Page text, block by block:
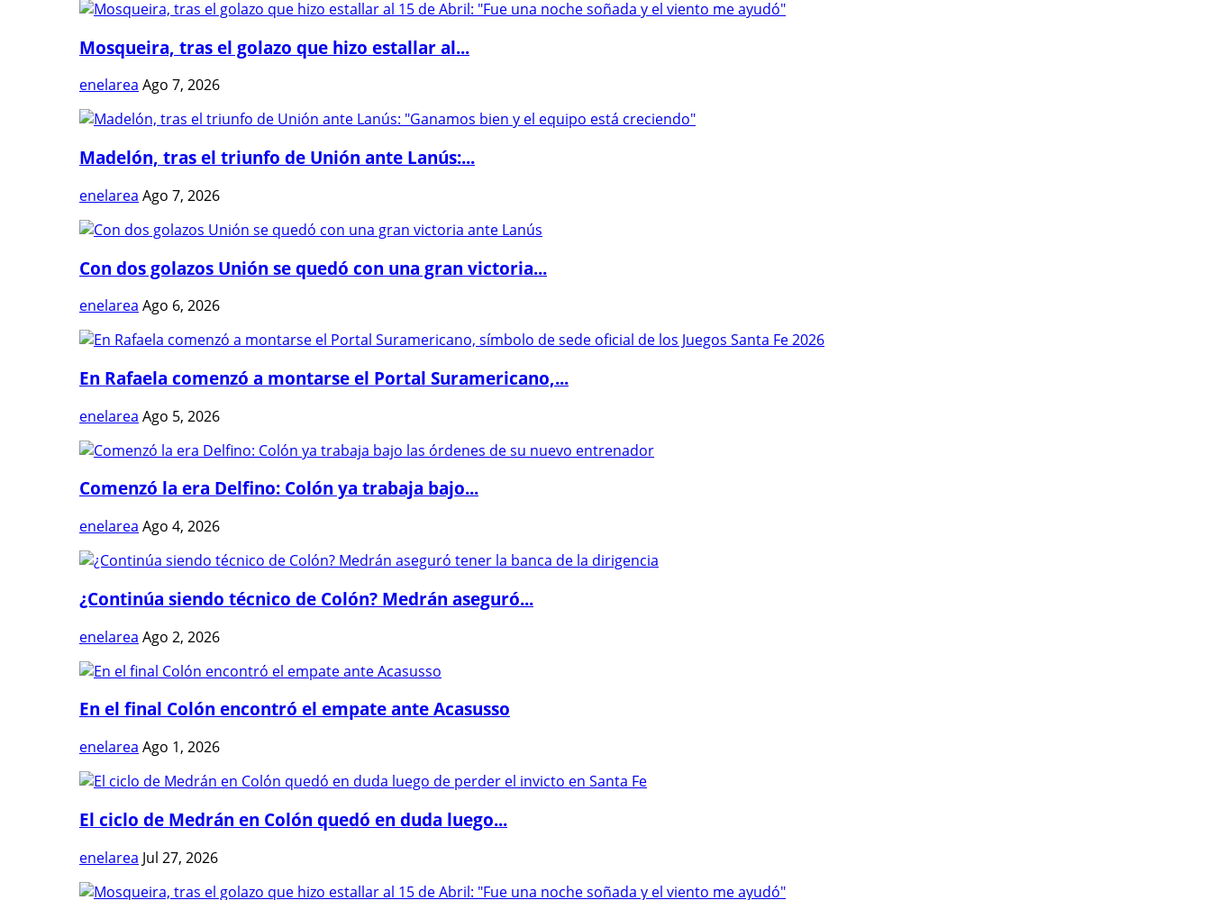
Mosqueira, tras el golazo que hizo estallar al...
enelarea Ago 7, 2026
Madelón, tras el triunfo de Unión ante Lanús:...
enelarea Ago 7, 2026
Con dos golazos Unión se quedó con una gran victoria...
enelarea Ago 6, 2026
En Rafaela comenzó a montarse el Portal Suramericano,...
enelarea Ago 5, 2026
Comenzó la era Delfino: Colón ya trabaja bajo...
enelarea Ago 4, 2026
¿Continúa siendo técnico de Colón? Medrán aseguró...
enelarea Ago 2, 2026
En el final Colón encontró el empate ante Acasusso
enelarea Ago 1, 2026
El ciclo de Medrán en Colón quedó en duda luego...
enelarea Jul 27, 2026